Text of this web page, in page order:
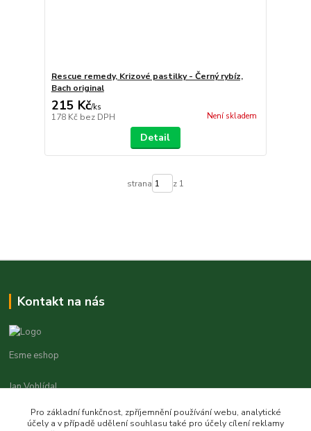
Rescue remedy, Krizové pastilky - Černý rybíz,
Bach original
215 Kč/ks
178 Kč bez DPH Není skladem
Detail
strana z 1
Kontakt na nás
Esme eshop
Jan Vohlídal
8,00 - 20,00
Pro základní funkčnost, zpříjemnění používání webu, analytické
účely a v případě udělení souhlasu také pro účely cílení reklamy